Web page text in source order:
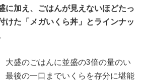
に加え、ごはんが見えないほどたっ
けた「メガいくら丼」とラインナッ
大盛のごはんに並盛の3倍の量のい
最後の一口までいくらを存分に堪能